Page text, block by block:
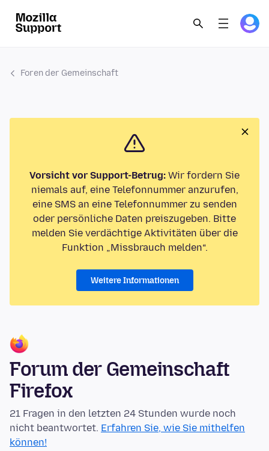
Foren der Gemeinschaft
Vorsicht vor Support-Betrug: Wir fordern Sie
niemals auf, eine Telefonnummer anzurufen,
eine SMS an eine Telefonnummer zu senden
oder persönliche Daten preiszugeben. Bitte
melden Sie verdächtige Aktivitäten über die
Funktion „Missbrauch melden“.
Weitere Informationen
Forum der Gemeinschaft
Firefox
21 Fragen in den letzten 24 Stunden wurde noch
nicht beantwortet. Erfahren Sie, wie Sie mithelfen
können!